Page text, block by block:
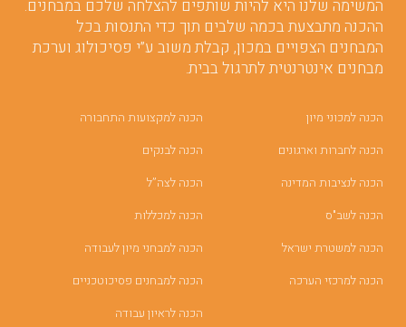
המשימה שלנו היא להיות שותפים להצלחה שלכם במבחנים.
ההכנה מתבצעת בכמה שלבים תוך כדי התנסות בכל
המבחנים הצפויים במכון, קבלת משוב ע”י פסיכולוג וערכת
מבחנים אינטרנטית לתרגול בבית.
הכנה למכוני מיון
הכנה לחברות וארגונים
הכנה לנציבות המדינה
הכנה לשב"ס
הכנה למשטרת ישראל
הכנה למרכזי הערכה
הכנה למקצועות התחבורה
הכנה לבנקים
הכנה לצה”ל
הכנה למכללות
הכנה למבחני מיון לעבודה
הכנה למבחנים פסיכוטכניים
הכנה לראיון עבודה